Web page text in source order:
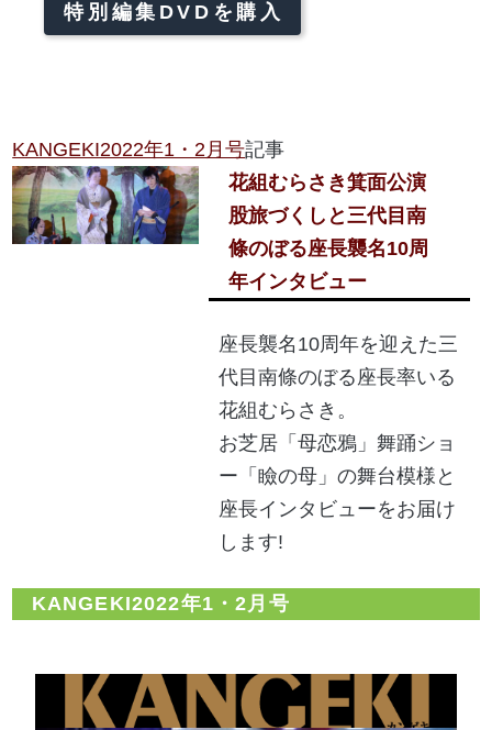
特別編集DVDを購入
KANGEKI2022年1・2月号記事
花組むらさき箕面公演
股旅づくしと三代目南
條のぼる座長襲名10周
年インタビュー
座長襲名10周年を迎えた三
代目南條のぼる座長率いる
花組むらさき。
お芝居「母恋鴉」舞踊ショ
ー「瞼の母」の舞台模様と
座長インタビューをお届け
します!
KANGEKI2022年1・2月号